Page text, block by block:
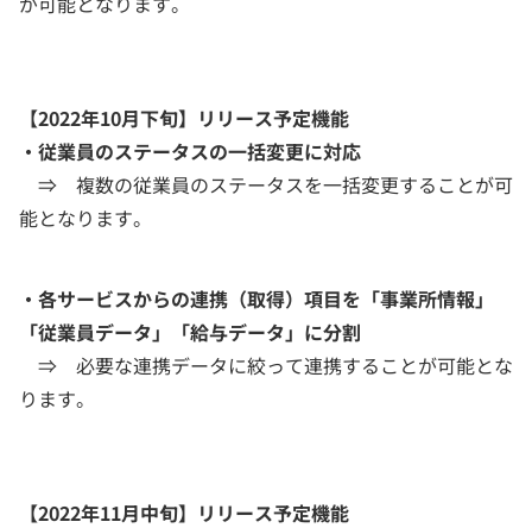
【2022年10月下旬】リリース予定機能
・従業員のステータスの一括変更に対応
⇒ 複数の従業員のステータスを一括変更することが可
能となります。
・各サービスからの連携（取得）項目を「事業所情報」
「従業員データ」「給与データ」に分割
⇒ 必要な連携データに絞って連携することが可能とな
ります。
【2022年11月中旬】リリース予定機能